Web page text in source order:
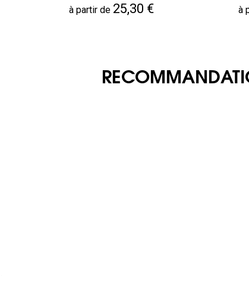
Prix
à partir de 25,30 € à